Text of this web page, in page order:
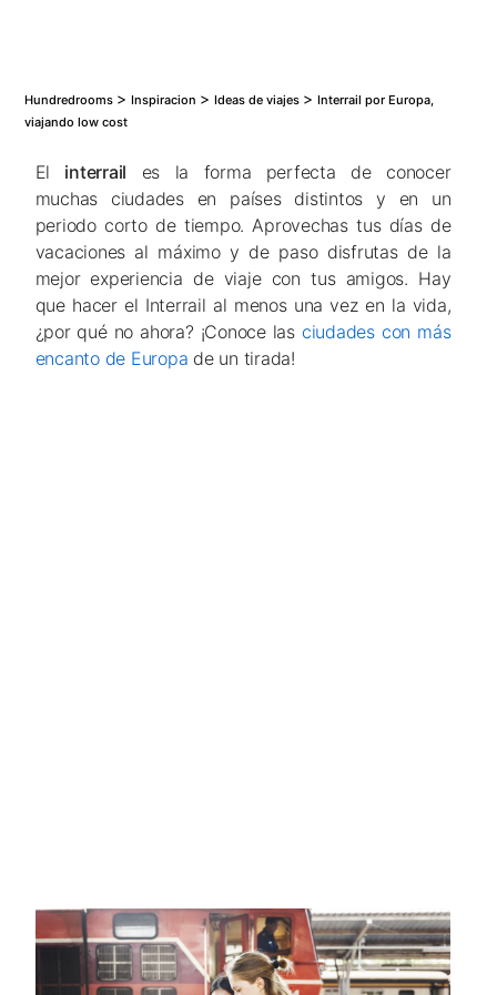
Hundredrooms >Inspiracion >Ideas de viajes >Interrail por Europa,
viajando low cost
El interrail es la forma perfecta de conocer
muchas ciudades en países distintos y en un
periodo corto de tiempo. Aprovechas tus días de
vacaciones al máximo y de paso disfrutas de la
mejor experiencia de viaje con tus amigos. Hay
que hacer el Interrail al menos una vez en la vida,
¿por qué no ahora? ¡Conoce las ciudades con más
encanto de Europa de un tirada!